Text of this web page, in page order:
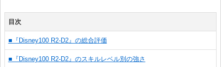
目次
■『Disney100 R2-D2』の総合評価
■『Disney100 R2-D2』のスキルレベル別の強さ